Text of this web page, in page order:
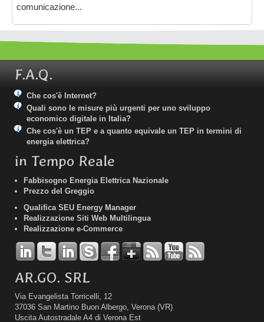
comunicazione...
F.A.Q.
Che cos'è Internet?
Quali sono le misure più urgenti per uno sviluppo
economico digitale in Italia?
Che cos'è un TEP e a quanto equivale un TEP in termini di
energia elettrica?
in Tempo Reale
Fabbisogno Energia Elettrica Nazionale
Prezzo del Greggio
Qualifica SEU Energy Manager
Realizzazione Siti Web Multilingua
Realizzazione e-Commerce
AR.GO. SRL
Via Evangelista Torricelli, 12
37036 San Martino Buon Albergo, Verona (VR)
Uscita Autostradale A4 di Verona Est